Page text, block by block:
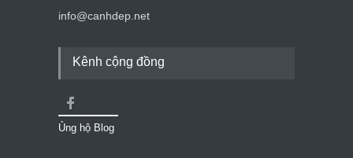
info@canhdep.net
Kênh cộng đồng
Ủng hộ Blog